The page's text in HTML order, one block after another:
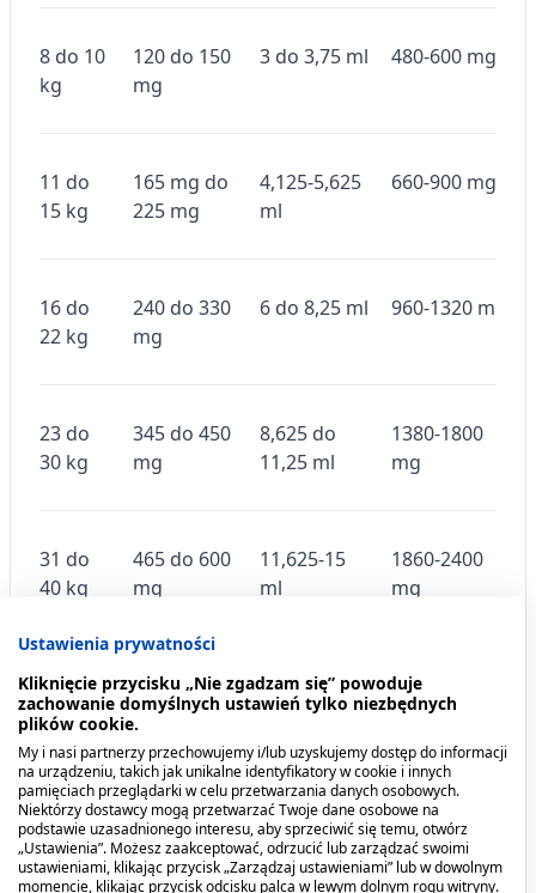
8 do 10
kg
120 do 150
mg
3 do 3,75 ml 480-600 mg
11 do
15 kg
165 mg do
225 mg
4,125-5,625
ml
660-900 mg
16 do
22 kg
240 do 330
mg
6 do 8,25 ml 960-1320 mg
23 do
30 kg
345 do 450
mg
8,625 do
11,25 ml
1380-1800
mg
31 do
40 kg
465 do 600
mg
11,625-15
ml
1860-2400
mg
powyżej
41 kg
615 do
1000 mg
15,375 ml
do 25 ml
2460-3000
mg (więcej
niż 41 do 50
kg mc.)
4000 mg
Ustawienia prywatności
Kliknięcie przycisku „Nie zgadzam się” powoduje
zachowanie domyślnych ustawień tylko niezbędnych
plików cookie.
My i nasi partnerzy przechowujemy i/lub uzyskujemy dostęp do informacji
na urządzeniu, takich jak unikalne identyfikatory w cookie i innych
pamięciach przeglądarki w celu przetwarzania danych osobowych.
Niektórzy dostawcy mogą przetwarzać Twoje dane osobowe na
podstawie uzasadnionego interesu, aby sprzeciwić się temu, otwórz
„Ustawienia”. Możesz zaakceptować, odrzucić lub zarządzać swoimi
ustawieniami, klikając przycisk „Zarządzaj ustawieniami” lub w dowolnym
momencie, klikając przycisk odcisku palca w lewym dolnym rogu witryny.